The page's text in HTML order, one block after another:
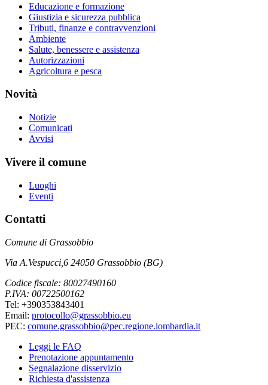
Educazione e formazione
Giustizia e sicurezza pubblica
Tributi, finanze e contravvenzioni
Ambiente
Salute, benessere e assistenza
Autorizzazioni
Agricoltura e pesca
Novità
Notizie
Comunicati
Avvisi
Vivere il comune
Luoghi
Eventi
Contatti
Comune di Grassobbio
Via A.Vespucci,6 24050 Grassobbio (BG)
Codice fiscale: 80027490160
P.IVA: 00722500162
Tel: +390353843401
Email: protocollo@grassobbio.eu
PEC: comune.grassobbio@pec.regione.lombardia.it
Leggi le FAQ
Prenotazione appuntamento
Segnalazione disservizio
Richiesta d'assistenza